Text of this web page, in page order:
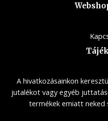
A hivatkozásainkon
jutalékot vagy egyéb
termékek emiatt neked